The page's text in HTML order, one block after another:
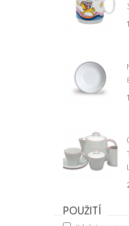
POUŽITÍ